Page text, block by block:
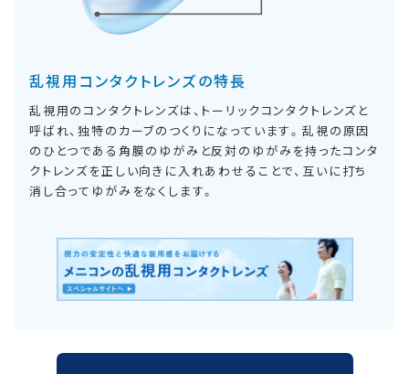
乱視用コンタクトレンズの特長
乱視用のコンタクトレンズは、トーリックコンタクトレンズと
呼ばれ、独特のカーブのつくりになっています。乱視の原因
のひとつである角膜のゆがみと反対のゆがみを持ったコンタ
クトレンズを正しい向きに入れあわせることで、互いに打ち
消し合ってゆがみをなくします。